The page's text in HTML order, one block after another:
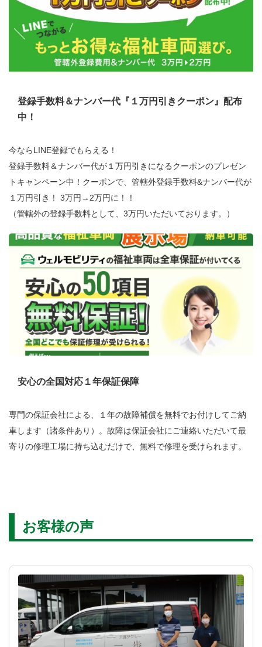
登録手数料＆ナンバー代『１万円引きクーポン』配布
中！
今ならLINE登録でもらえる！
登録手数料＆ナンバー代が１万円引きになるクーポンのプレゼン
トキャンペーン中！クーポンで、管轄外登録手数料&ナンバー代が
１万円引き！ 3万円→2万円に！！
（管轄外の登録手数料として、3万円いただいております。）
安心の全国対応１年保証保障
専門の保証会社による、１年の故障補償を無料でお付けしてご納
車します（諸条件あり）。故障は保証会社にご連絡いただいて最
寄りの修理工場に持ち込むだけで、無料で修理を受けられます。
お客様の声